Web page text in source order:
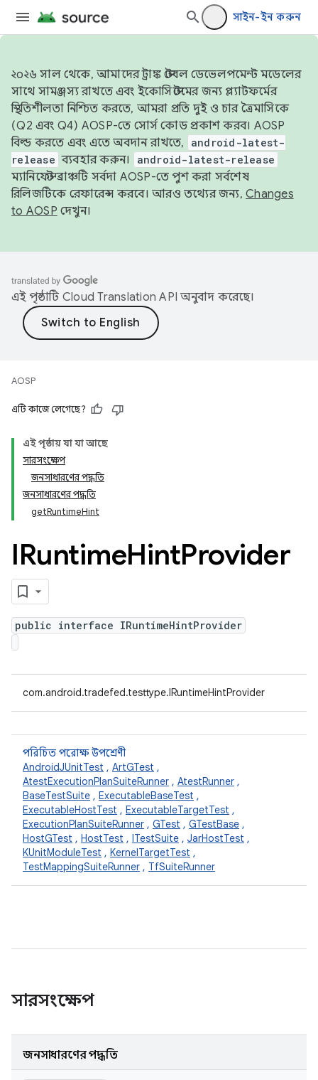
সাইন-ইন করুন
২০২৬ সাল থেকে, আমাদের ট্রাঙ্ক স্টেবল ডেভেলপমেন্ট মডেলের
সাথে সামঞ্জস্য রাখতে এবং ইকোসিস্টেমের জন্য প্ল্যাটফর্মের
স্থিতিশীলতা নিশ্চিত করতে, আমরা প্রতি দুই ও চার ত্রৈমাসিকে
(Q2 এবং Q4) AOSP-তে সোর্স কোড প্রকাশ করব। AOSP
বিল্ড করতে এবং এতে অবদান রাখতে,
android-latest-
release ব্যবহার করুন। android-latest-release
ম্যানিফেস্ট ব্রাঞ্চটি সর্বদা AOSP-তে পুশ করা সর্বশেষ
রিলিজটিকে রেফারেন্স করবে। আরও তথ্যের জন্য, Changes
to AOSP দেখুন।
এই পৃষ্ঠাটি Cloud Translation API অনুবাদ করেছে।
AOSP
এটি কাজে লেগেছে?
এই পৃষ্ঠায় যা যা আছে
সারসংক্ষেপ
জনসাধারণের পদ্ধতি
জনসাধারণের পদ্ধতি
getRuntimeHint
IRuntimeHintProvider
public interface IRuntimeHintProvider
com.android.tradefed.testtype.IRuntimeHintProvider
পরিচিত পরোক্ষ উপশ্রেণী
AndroidJUnitTest , ArtGTest ,
AtestExecutionPlanSuiteRunner , AtestRunner ,
BaseTestSuite , ExecutableBaseTest ,
ExecutableHostTest , ExecutableTargetTest ,
ExecutionPlanSuiteRunner , GTest , GTestBase ,
HostGTest , HostTest , ITestSuite , JarHostTest ,
KUnitModuleTest , KernelTargetTest ,
TestMappingSuiteRunner , TfSuiteRunner
সারসংক্ষেপ
জনসাধারণের পদ্ধতি